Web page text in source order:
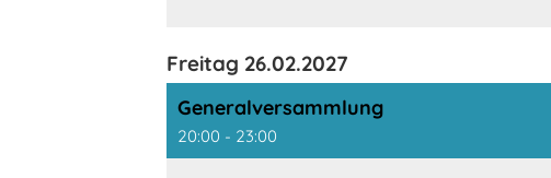
Freitag 26.02.2027
Generalversammlung
20:00 - 23:00